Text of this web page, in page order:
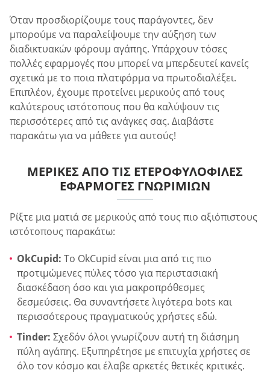
Όταν προσδιορίζουμε τους παράγοντες, δεν
μπορούμε να παραλείψουμε την αύξηση των
διαδικτυακών φόρουμ αγάπης. Υπάρχουν τόσες
πολλές εφαρμογές που μπορεί να μπερδευτεί κανείς
σχετικά με το ποια πλατφόρμα να πρωτοδιαλέξει.
Επιπλέον, έχουμε προτείνει μερικούς από τους
καλύτερους ιστότοπους που θα καλύψουν τις
περισσότερες από τις ανάγκες σας. Διαβάστε
παρακάτω για να μάθετε για αυτούς!
ΜΕΡΙΚΈΣ ΑΠΌ ΤΙΣ ΕΤΕΡΟΦΥΛΌΦΙΛΕΣ
ΕΦΑΡΜΟΓΈΣ ΓΝΩΡΙΜΙΏΝ
Ρίξτε μια ματιά σε μερικούς από τους πιο αξιόπιστους
ιστότοπους παρακάτω:
OkCupid: Το OkCupid είναι μια από τις πιο
προτιμώμενες πύλες τόσο για περιστασιακή
διασκέδαση όσο και για μακροπρόθεσμες
δεσμεύσεις. Θα συναντήσετε λιγότερα bots και
περισσότερους πραγματικούς χρήστες εδώ.
Tinder: Σχεδόν όλοι γνωρίζουν αυτή τη διάσημη
πύλη αγάπης. Εξυπηρέτησε με επιτυχία χρήστες σε
όλο τον κόσμο και έλαβε αρκετές θετικές κριτικές.